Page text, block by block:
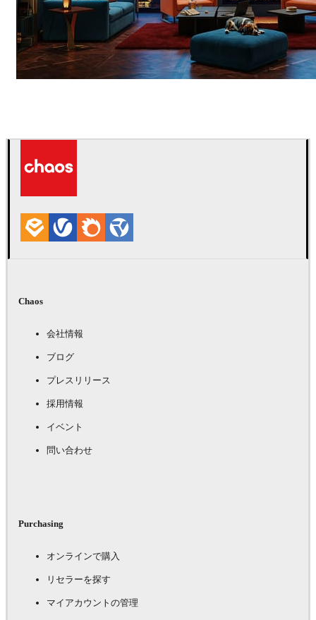
Chaos
会社情報
ブログ
プレスリリース
採用情報
イベント
問い合わせ
Purchasing
オンラインで購入
リセラーを探す
マイアカウントの管理